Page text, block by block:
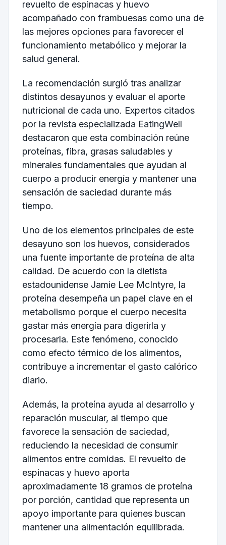
revuelto de espinacas y huevo
acompañado con frambuesas como una de
las mejores opciones para favorecer el
funcionamiento metabólico y mejorar la
salud general.
La recomendación surgió tras analizar
distintos desayunos y evaluar el aporte
nutricional de cada uno. Expertos citados
por la revista especializada EatingWell
destacaron que esta combinación reúne
proteínas, fibra, grasas saludables y
minerales fundamentales que ayudan al
cuerpo a producir energía y mantener una
sensación de saciedad durante más
tiempo.
Uno de los elementos principales de este
desayuno son los huevos, considerados
una fuente importante de proteína de alta
calidad. De acuerdo con la dietista
estadounidense Jamie Lee McIntyre, la
proteína desempeña un papel clave en el
metabolismo porque el cuerpo necesita
gastar más energía para digerirla y
procesarla. Este fenómeno, conocido
como efecto térmico de los alimentos,
contribuye a incrementar el gasto calórico
diario.
Además, la proteína ayuda al desarrollo y
reparación muscular, al tiempo que
favorece la sensación de saciedad,
reduciendo la necesidad de consumir
alimentos entre comidas. El revuelto de
espinacas y huevo aporta
aproximadamente 18 gramos de proteína
por porción, cantidad que representa un
apoyo importante para quienes buscan
mantener una alimentación equilibrada.